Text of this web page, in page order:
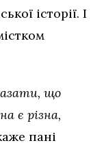
історії. І
що
є різна,
пані